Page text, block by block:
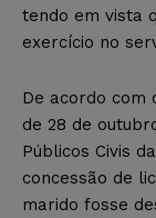
tendo em vista
exercício no
De acordo com
de 28 de
Públicos Civis
concessão de
marido fosse